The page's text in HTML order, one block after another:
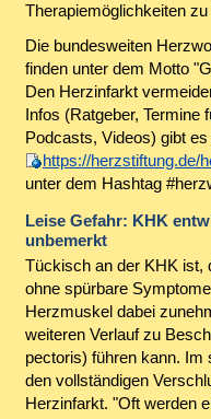
Therapiemöglichkeiten
Die bundesweiten
finden unter dem Motto
Den Herzinfarkt
Infos (Ratgeber, Termine
Podcasts, Videos) gibt
https://herzstiftung.de/
unter dem Hashtag
Leise Gefahr: KHK
unbemerkt
Tückisch an der KHK ist,
ohne spürbare
Herzmuskel dabei
weiteren Verlauf zu
pectoris) führen kann.
den vollständigen
Herzinfarkt. "Oft werden